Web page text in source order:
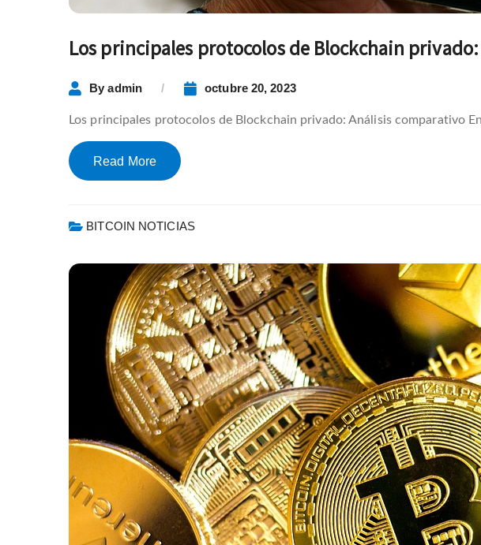
Los principales protocolos de Blockchain
Byadmin octubre 20, 2023
Los principales protocolos de Blockchain privado: Análisis comparativo
Read More
BITCOIN NOTICIAS